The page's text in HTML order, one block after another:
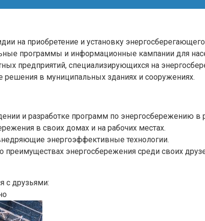
на приобретение и установку
программы и информационные кампании для
предприятий, специализирующихся на
в муниципальных зданиях и сооружениях.
и разработке программ по энергосбережению в
в своих домах и на рабочих местах.
энергоэффективные технологии.
преимуществах энергосбережения среди своих
с друзьями: